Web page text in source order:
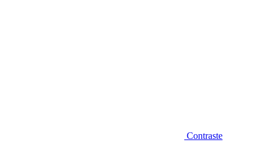
Contraste